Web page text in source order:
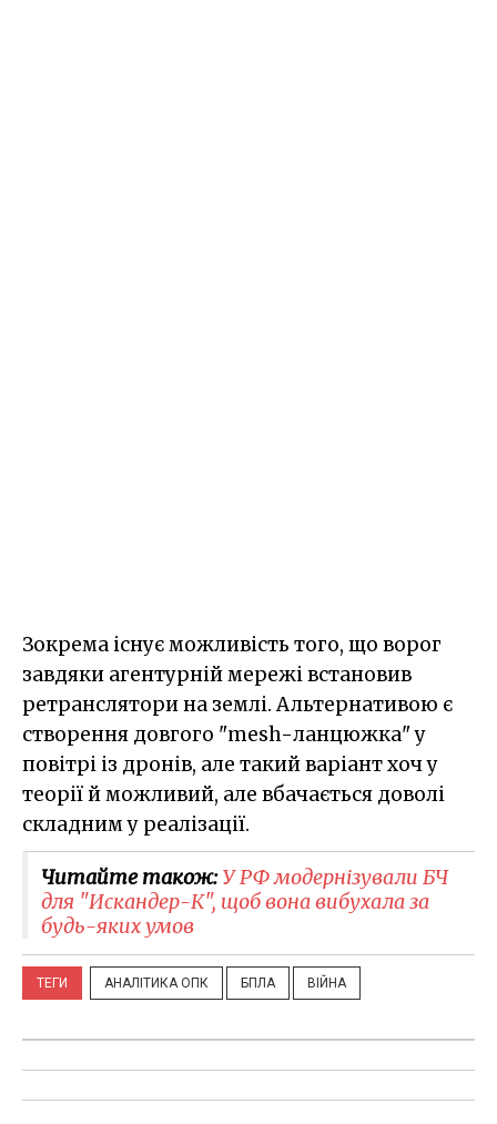
Зокрема існує можливість того, що ворог
завдяки агентурній мережі встановив
ретранслятори на землі. Альтернативою є
створення довгого "mesh-ланцюжка" у
повітрі із дронів, але такий варіант хоч у
теорії й можливий, але вбачається доволі
складним у реалізації.
Читайте також:У РФ модернізували БЧ
для "Искандер-К", щоб вона вибухала за
будь-яких умов
ТЕГИ АНАЛІТИКА ОПК БПЛА ВІЙНА